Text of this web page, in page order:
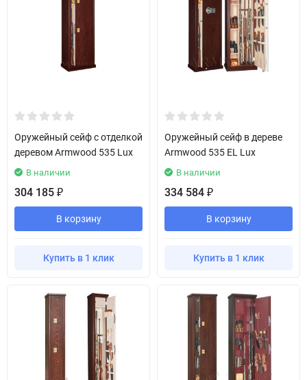
Оружейный сейф с отделкой
деревом Armwood 535 Lux
В наличии
304 185 ₽
В корзину
Купить в 1 клик
Оружейный сейф в дереве
Armwood 535 EL Lux
В наличии
334 584 ₽
В корзину
Купить в 1 клик